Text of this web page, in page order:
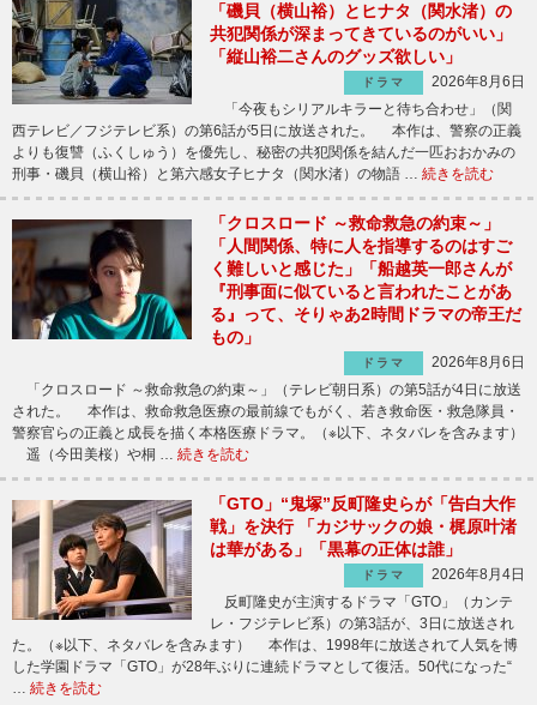
「磯貝（横山裕）とヒナタ（関水渚）の
共犯関係が深まってきているのがいい」
「縦山裕二さんのグッズ欲しい」
ドラマ
2026年8月6日
「今夜もシリアルキラーと待ち合わせ」（関
西テレビ／フジテレビ系）の第6話が5日に放送された。 本作は、警察の正義
よりも復讐（ふくしゅう）を優先し、秘密の共犯関係を結んだ一匹おおかみの
刑事・磯貝（横山裕）と第六感女子ヒナタ（関水渚）の物語 … 続きを読む
「クロスロード ～救命救急の約束～」
「人間関係、特に人を指導するのはすご
く難しいと感じた」「船越英一郎さんが
『刑事面に似ていると言われたことがあ
る』って、そりゃあ2時間ドラマの帝王だ
もの」
ドラマ
2026年8月6日
「クロスロード ～救命救急の約束～」（テレビ朝日系）の第5話が4日に放送
された。 本作は、救命救急医療の最前線でもがく、若き救命医・救急隊員・
警察官らの正義と成長を描く本格医療ドラマ。（※以下、ネタバレを含みます）
遥（今田美桜）や桐 … 続きを読む
「GTO」“鬼塚”反町隆史らが「告白大作
戦」を決行 「カジサックの娘・梶原叶渚
は華がある」「黒幕の正体は誰」
ドラマ
2026年8月4日
反町隆史が主演するドラマ「GTO」（カンテ
レ・フジテレビ系）の第3話が、3日に放送され
た。（※以下、ネタバレを含みます） 本作は、1998年に放送されて人気を博
した学園ドラマ「GTO」が28年ぶりに連続ドラマとして復活。50代になった“
続きを読む